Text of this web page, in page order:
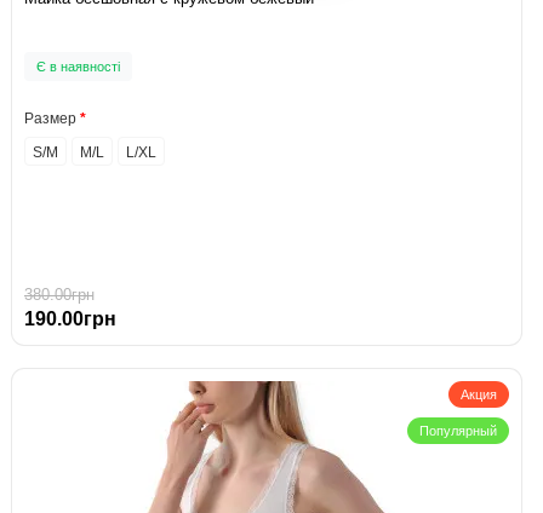
Є в наявності
Размер
S/M
М/L L/XL
380.00грн
190.00грн
Акция
Популярный